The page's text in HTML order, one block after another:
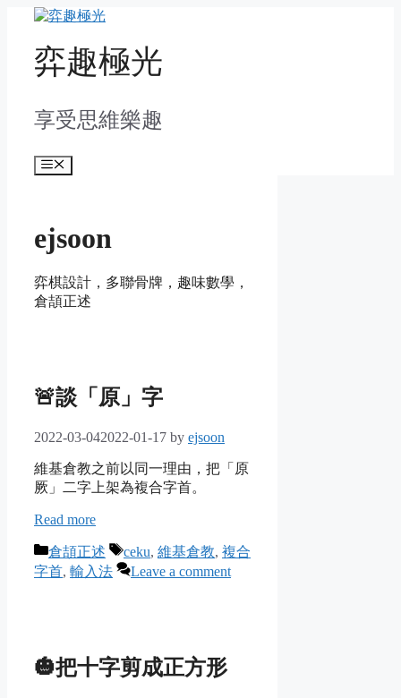
content弈趣極光
享受思維樂趣
Menu
ejsoon
弈棋設計，多聯骨牌，趣味數學，
倉頡正述
🚨談「原」字
2022-03-042022-01-17 by ejsoon
維基倉教之前以同一理由，把「原
厥」二字上架為複合字首。
Read more
Categories
倉頡正述 Tags
ceku, 維基倉教, 複合
字首, 輸入法 Leave a comment
🎃把十字剪成正方形